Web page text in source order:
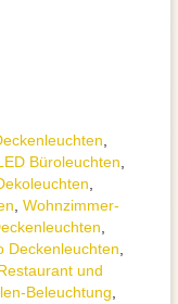
Büroleuchten
Wohnzimmer­
Deckenleuchten
und
Beleuchtung